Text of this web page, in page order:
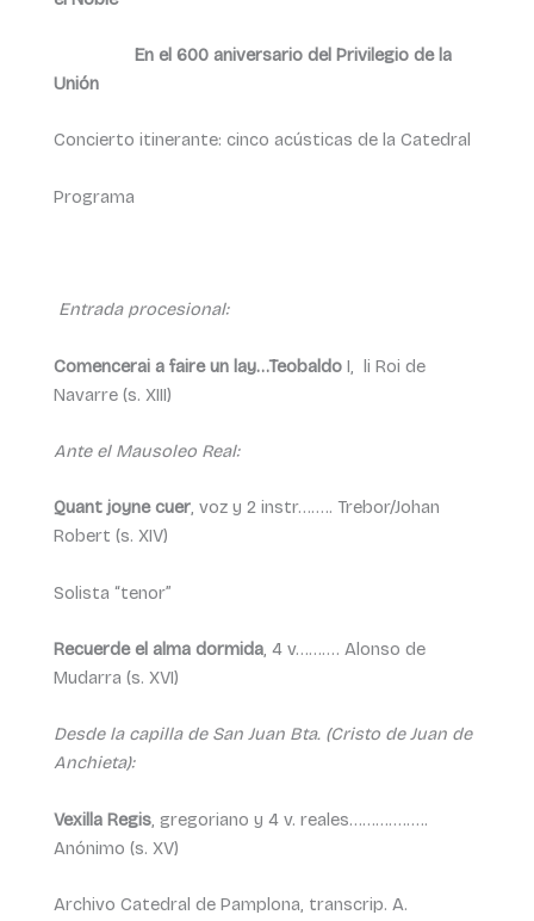
En el 600 aniversario del Privilegio de la
Unión
Concierto itinerante: cinco acústicas de la Catedral
Programa
Entrada procesional:
Comencerai a faire un lay…TeobaldoI, li Roi de
Navarre (s. XIII)
Ante el Mausoleo Real:
Quant joyne cuer, voz y 2 instr…….. Trebor/Johan
Robert (s. XIV)
Solista “tenor”
Recuerde el alma dormida, 4 v………. Alonso de
Mudarra (s. XVI)
Desde la capilla de San Juan Bta. (Cristo de Juan de
Anchieta):
Vexilla Regis, gregoriano y 4 v. reales………….…..
Anónimo (s. XV)
Archivo Catedral de Pamplona, transcrip. A.